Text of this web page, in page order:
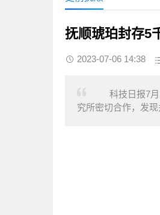
抚顺琥珀封存5
2023-07-06 14:38
科技日报7月
究所密切合作，发